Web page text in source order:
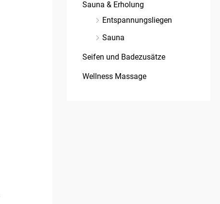
Sauna & Erholung
Entspannungsliegen
Sauna
Seifen und Badezusätze
Wellness Massage